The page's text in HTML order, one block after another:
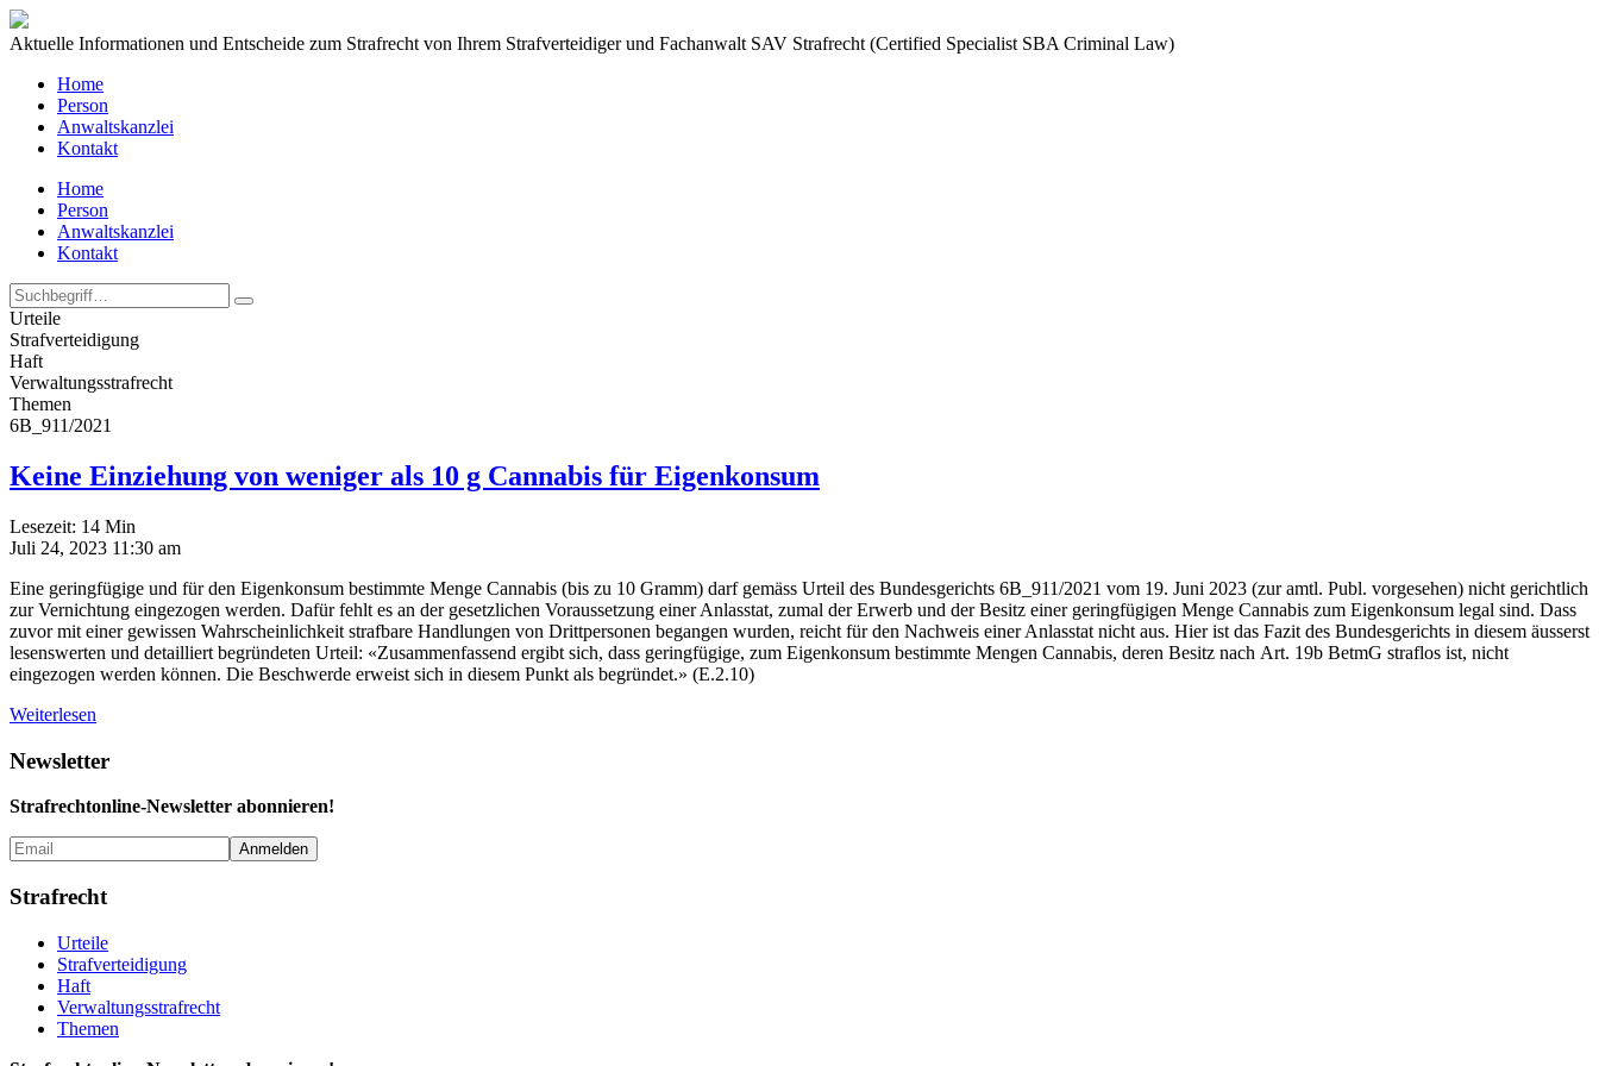
Aktuelle Informationen und Entscheide zum Strafrecht von Ihrem Strafverteidiger und Fachanwalt SAV Strafrecht (Certified Specialist SBA Criminal Law)
Home
Person
Anwaltskanzlei
Kontakt
Home
Person
Anwaltskanzlei
Kontakt
Urteile
Strafverteidigung
Haft
Verwaltungs­strafrecht
Themen
6B_911/2021
Keine Einziehung von weniger als 10 g Cannabis für Eigenkonsum
Lesezeit: 14 Min
Juli 24, 2023 11:30 am
Eine geringfügige und für den Eigenkonsum bestimmte Menge Cannabis (bis zu 10 Gramm) darf gemäss Urteil des Bundesgerichts 6B_911/2021 vom 19. Juni 2023 (zur amtl. Publ. vorgesehen) nicht gerichtlich
zur Vernichtung eingezogen werden. Dafür fehlt es an der gesetzlichen Voraussetzung einer Anlasstat, zumal der Erwerb und der Besitz einer geringfügigen Menge Cannabis zum Eigenkonsum legal sind. Dass
zuvor mit einer gewissen Wahrscheinlichkeit strafbare Handlungen von Drittpersonen begangen wurden, reicht für den Nachweis einer Anlasstat nicht aus. Hier ist das Fazit des Bundesgerichts in diesem äusserst
lesenswerten und detailliert begründeten Urteil: «Zusammenfassend ergibt sich, dass geringfügige, zum Eigenkonsum bestimmte Mengen Cannabis, deren Besitz nach Art. 19b BetmG straflos ist, nicht
eingezogen werden können. Die Beschwerde erweist sich in diesem Punkt als begründet.» (E.2.10)
Weiterlesen
Newsletter
Strafrechtonline-Newsletter abonnieren!
Strafrecht
Urteile
Strafverteidigung
Haft
Verwaltungs­strafrecht
Themen